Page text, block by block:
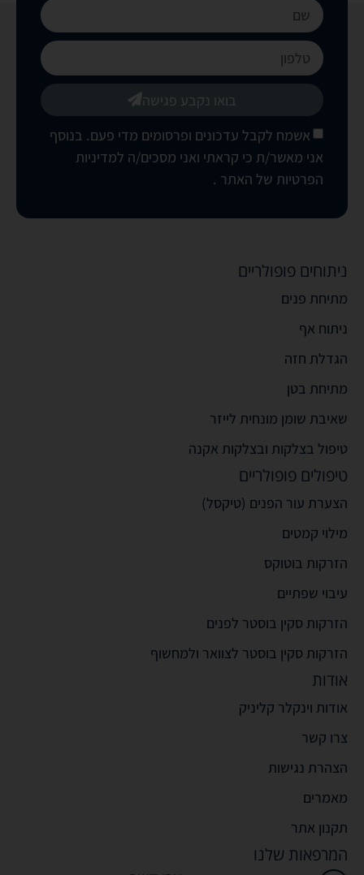
אשמח לקבל עדכונים ופרסומים מדי פעם. בנוסף
אני מאשר/ת כי קראתי ואני מסכים/ה למדיניות
הפרטיות של האתר .
בואו נקבע פגישה
ניתוחים פופולריים
מתיחת פנים
ניתוח אף
הגדלת חזה
מתיחת בטן
שאיבת שומן מונחית לייזר
טיפול בצלקות ובצלקות אקנה
טיפולים פופולריים
הצערת עור הפנים (טיקסל)
מילוי קמטים
הזרקות בוטוקס
עיבוי שפתיים
הזרקות סקין בוסטר לפנים
הזרקות סקין בוסטר לצוואר ולמחשוף
אודות
אודות וינקלר קליניק
צרו קשר
הצהרת נגישות
מאמרים
תקנון אתר
המרפאות שלנו